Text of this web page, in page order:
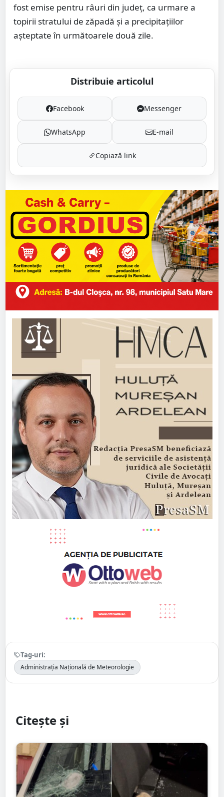
fost emise pentru râuri din județ, ca urmare a
topirii stratului de zăpadă și a precipitațiilor
așteptate în următoarele două zile.
Distribuie articolul
Facebook Messenger
WhatsApp E-mail
Copiază link
Tag-uri:
Administrația Națională de Meteorologie
Citește și